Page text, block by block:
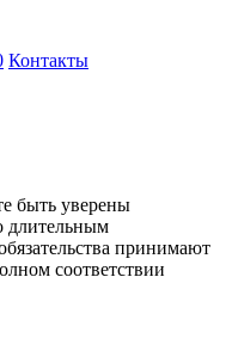
Контакты
быть уверены
длительным
принимают
соответствии